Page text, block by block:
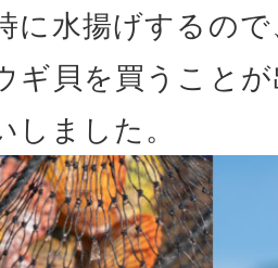
に水揚げするの
ギ貝を買うこと
しました。